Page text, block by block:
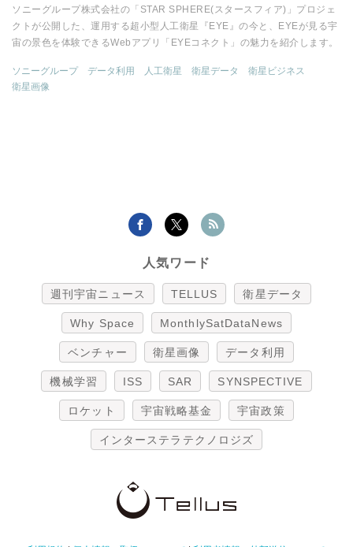
ソニーグループ株式会社の「STAR SPHERE(スタースフィア)」プロジェ
クトが公開した、運用する超小型人工衛星『EYE』の今と、EYEが見る宇
宙の景色を体験できるWebアプリ「EYEコネクト」の魅力を紹介します。
ソニーグループ データ利用 人工衛星 衛星データ
衛星ビジネス
衛星画像
人気ワード
週刊宇宙ニュース TELLUS 衛星データ
Why Space MonthlySatDataNews
ベンチャー 衛星画像 データ利用
機械学習 ISS SAR SYNSPECTIVE
ロケット 宇宙戦略基金 宇宙政策
インターステラテクノロジズ